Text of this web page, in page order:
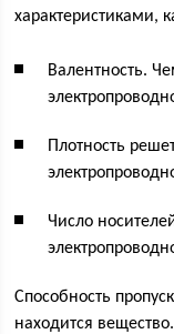
характеристиками,
Валентность.
Плотность
Число
Способность
находится